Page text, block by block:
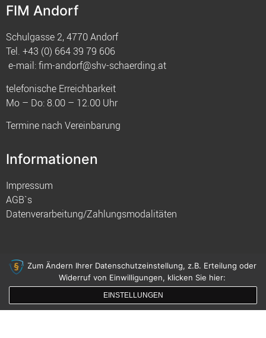
FIM Andorf
Schulgasse 2, 4770 Andorf
Tel. +43 (0) 664 39 79 606
e-mail:fim-andorf@shv-schaerding.at
telefonische Erreichbarkeit
Mo – Do: 8.00 – 12.00 Uhr
Termine nach Vereinbarung
Informationen
Impressum
AGB`s
Datenverarbeitung/Zahlungsmodalitäten
© 2021 FIM
gemacht mit von innDesign
Zum Ändern Ihrer Datenschutzeinstellung, z.B. Erteilung oder
Widerruf von Einwilligungen, klicken Sie hier:
EINSTELLUNGEN